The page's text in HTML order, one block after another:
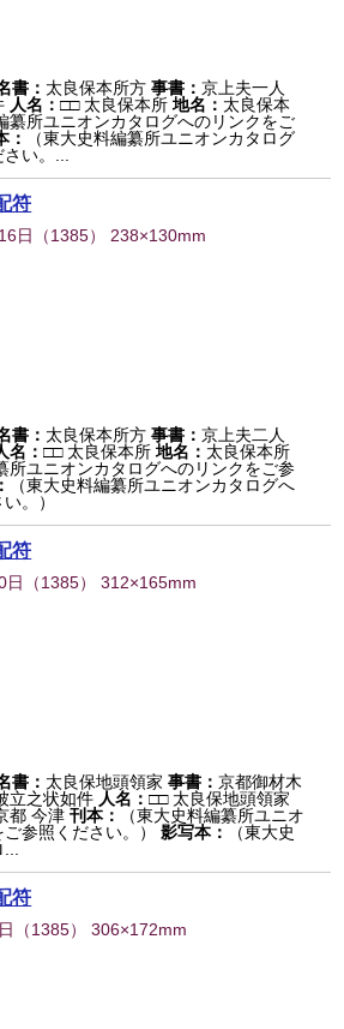
書： 太良保本所方 事書：京上夫一人
人名：□□ 太良保本所 地名： 太良保本
纂所ユニオンカタログへのリンクをご
：
（東大史料編纂所ユニオンカタログ
い。...
符
日 （1385） 238×130mm
書： 太良保本所方 事書：京上夫二人
名：□□ 太良保本所 地名： 太良保本所
所ユニオンカタログへのリンクをご参
（東大史料編纂所ユニオンカタログへ
。）
符
日 （1385） 312×165mm
書： 太良保地頭領家 事書：京都御材木
立之状如件 人名：□□ 太良保地頭領家
都 今津 刊本：
（東大史料編纂所ユニオ
参照ください。）
影写本：
（東大史
符
（1385） 306×172mm